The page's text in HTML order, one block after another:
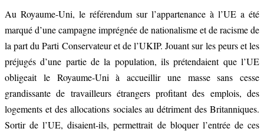
Au Royaume-Uni, le référendum sur l’appartenance à l’UE a été
marqué d’une campagne imprégnée de nationalisme et de racisme de
la part du Parti Conservateur et de l’UKIP. Jouant sur les peurs et les
préjugés d’une partie de la population, ils prétendaient que l’UE
obligeait le Royaume-Uni à accueillir une masse sans cesse
grandissante de travailleurs étrangers profitant des emplois, des
logements et des allocations sociales au détriment des Britanniques.
Sortir de l’UE, disaient-ils, permettrait de bloquer l’entrée de ces